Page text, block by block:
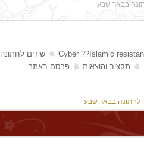
בבאר שבע
Cyber ??Islamic שירים לחתונה
תקציב והוצאות פרסם באתר
לחתונה בבאר שבע